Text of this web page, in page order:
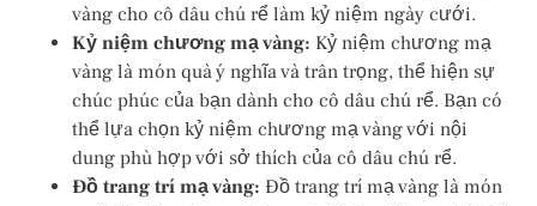
vàng cho cô dâu chú rể làm kỷ niệm ngày cưới.
Kỷ niệm chương mạ vàng: Kỷ niệm chương mạ
vàng là món quà ý nghĩa và trân trọng, thể hiện sự
chúc phúc của bạn dành cho cô dâu chú rể. Bạn có
thể lựa chọn kỷ niệm chương mạ vàng với nội
dung phù hợp với sở thích của cô dâu chú rể.
Đồ trang trí mạ vàng: Đồ trang trí mạ vàng là món